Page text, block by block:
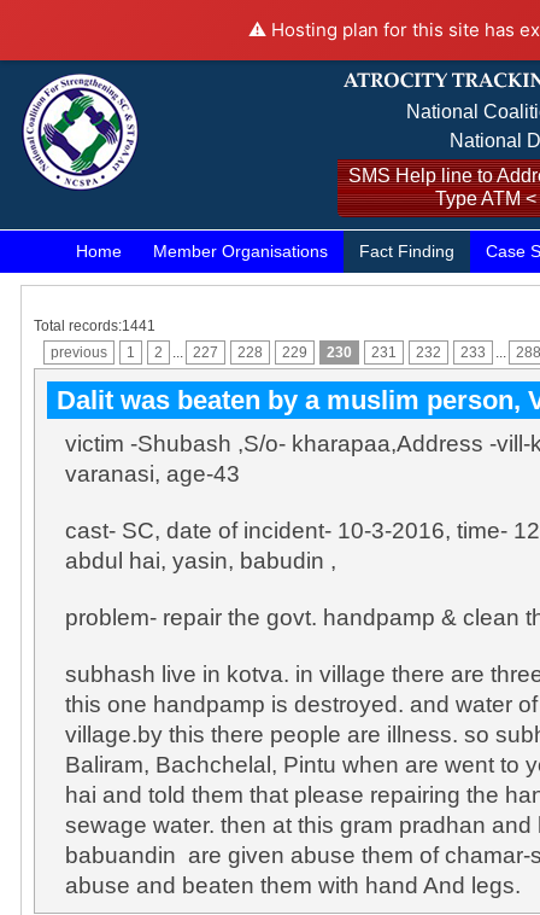
⚠️ Hosting plan for this site has
National
National
SMS Help line to
Type ATM
Home Member Organisations Fact Finding Case
Total records:1441
previous
1 2 ... 227 228 229 230 231 232 233 ... 288
Dalit was beaten by a muslim person,
victim -Shubash ,S/o- kharapaa,Address -vill-
varanasi, age-43
cast- SC, date of incident- 10-3-2016, time-
abdul hai, yasin, babudin ,
problem- repair the govt. handpamp & clean
subhash live in kotva. in village there are
this one handpamp is destroyed. and water
village.by this there people are illness. so
Baliram, Bachchelal, Pintu when are went to
hai and told them that please repairing the
sewage water. then at this gram pradhan and
babuandin are given abuse them of chamar-
abuse and beaten them with hand And legs.